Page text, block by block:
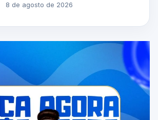
8 de agosto de 2026